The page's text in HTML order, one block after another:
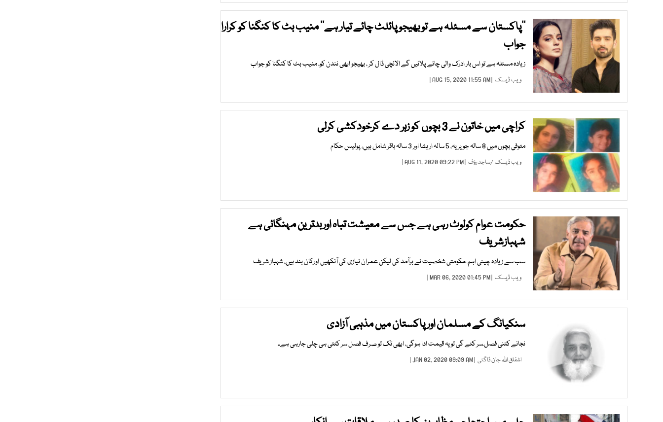
’’پاکستان سے مسئلہ ہے تو بھیجو پائلٹ چائے تیار ہے‘‘ منیب بٹ کا کنگنا کو کرارا
جواب
زیادہ مسئلہ ہے تو اس بار ادرک والی چائے پلائیں گے الائچی ڈال کر ، بھیجو ابھی نندن کو، منیب بٹ کا کنگنا کو جواب
ویب ڈیسک | AUG 15, 2020 11:55 AM |
کراچی میں خاتون نے 3 بچوں کو زہر دے کرخودکشی کرلی
متوفی بچوں میں 8 سالہ جویریہ، 5 سالہ اریشا اور 3 سالہ باقر شامل ہیں، پولیس حکام
ویب ڈیسک/ساجد رؤف | AUG 11, 2020 09:22 PM |
حکومت عوام کولوٹ رہی ہے جس سے معیشت تباہ اوربدترین مہنگائی ہے
شہبازشریف
سب سے زیادہ چینی اہم حکومتی شخصیت نے برآمد کی لیکن عمران نیازی کی آنکھیں اورکان بند ہیں، شہباز شریف
ویب ڈیسک | MAR 06, 2020 01:45 PM |
سنکیانگ کے مسلمان اور پاکستان میں مذہبی آزادی
نجانے کتنی فصل ِسر کٹے گی تو یہ قیمت ادا ہوگی، ابھی تک تو صرف فصل سر کٹتی ہی چلی جارہی ہے۔
اشفاق اللہ جان ڈاگئی | JAN 02, 2020 09:09 AM |